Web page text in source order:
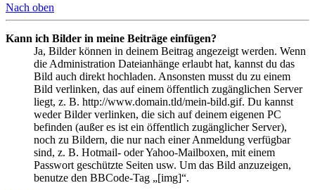
Nach oben
Kann ich Bilder in meine Beiträge einfügen?
Ja, Bilder können in deinem Beitrag angezeigt werden. Wenn
die Administration Dateianhänge erlaubt hat, kannst du das
Bild auch direkt hochladen. Ansonsten musst du zu einem
Bild verlinken, das auf einem öffentlich zugänglichen Server
liegt, z. B. http://www.domain.tld/mein-bild.gif. Du kannst
weder Bilder verlinken, die sich auf deinem eigenen PC
befinden (außer es ist ein öffentlich zugänglicher Server),
noch zu Bildern, die nur nach einer Anmeldung verfügbar
sind, z. B. Hotmail- oder Yahoo-Mailboxen, mit einem
Passwort geschützte Seiten usw. Um das Bild anzuzeigen,
benutze den BBCode-Tag „[img]“.